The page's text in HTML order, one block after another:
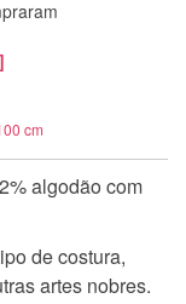
cm
algodão com
de costura,
artes nobres.